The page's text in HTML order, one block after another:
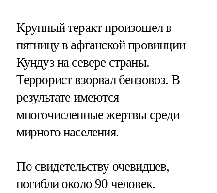
Крупный теракт произошел в
пятницу в афганской провинции
Кундуз на севере страны.
Террорист взорвал бензовоз. В
результате имеются
многочисленные жертвы среди
мирного населения.
По свидетельству очевидцев,
погибли около 90 человек.